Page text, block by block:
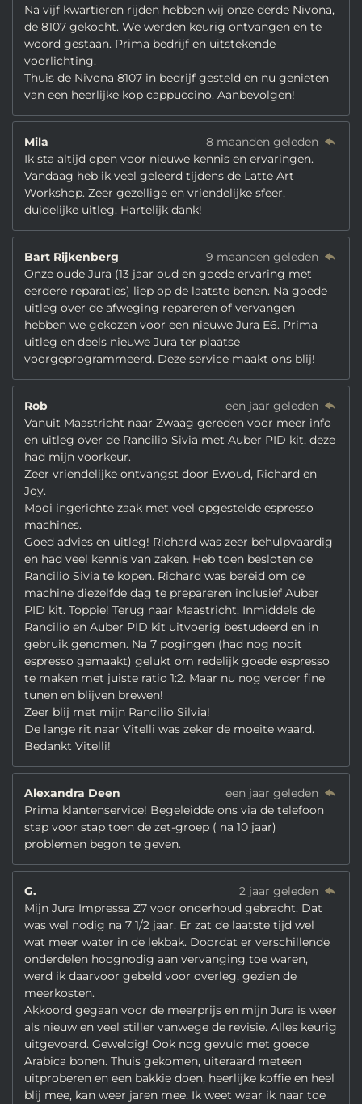
Na vijf kwartieren rijden hebben wij onze derde Nivona,
de 8107 gekocht. We werden keurig ontvangen en te
woord gestaan. Prima bedrijf en uitstekende
voorlichting.
Thuis de Nivona 8107 in bedrijf gesteld en nu genieten
van een heerlijke kop cappuccino. Aanbevolgen!
Mila
8 maanden geleden
Ik sta altijd open voor nieuwe kennis en ervaringen.
Vandaag heb ik veel geleerd tijdens de Latte Art
Workshop. Zeer gezellige en vriendelijke sfeer,
duidelijke uitleg. Hartelijk dank!
Bart Rijkenberg
9 maanden geleden
Onze oude Jura (13 jaar oud en goede ervaring met
eerdere reparaties) liep op de laatste benen. Na goede
uitleg over de afweging repareren of vervangen
hebben we gekozen voor een nieuwe Jura E6. Prima
uitleg en deels nieuwe Jura ter plaatse
voorgeprogrammeerd. Deze service maakt ons blij!
Rob
een jaar geleden
Vanuit Maastricht naar Zwaag gereden voor meer info
en uitleg over de Rancilio Sivia met Auber PID kit, deze
had mijn voorkeur.
Zeer vriendelijke ontvangst door Ewoud, Richard en
Joy.
Mooi ingerichte zaak met veel opgestelde espresso
machines.
Goed advies en uitleg! Richard was zeer behulpvaardig
en had veel kennis van zaken. Heb toen besloten de
Rancilio Sivia te kopen. Richard was bereid om de
machine diezelfde dag te prepareren inclusief Auber
PID kit. Toppie! Terug naar Maastricht. Inmiddels de
Rancilio en Auber PID kit uitvoerig bestudeerd en in
gebruik genomen. Na 7 pogingen (had nog nooit
espresso gemaakt) gelukt om redelijk goede espresso
te maken met juiste ratio 1:2. Maar nu nog verder fine
tunen en blijven brewen!
Zeer blij met mijn Rancilio Silvia!
De lange rit naar Vitelli was zeker de moeite waard.
Bedankt Vitelli!
Alexandra Deen
een jaar geleden
Prima klantenservice! Begeleidde ons via de telefoon
stap voor stap toen de zet-groep ( na 10 jaar)
problemen begon te geven.
G.
2 jaar geleden
Mijn Jura Impressa Z7 voor onderhoud gebracht. Dat
was wel nodig na 7 1/2 jaar. Er zat de laatste tijd wel
wat meer water in de lekbak. Doordat er verschillende
onderdelen hoognodig aan vervanging toe waren,
werd ik daarvoor gebeld voor overleg, gezien de
meerkosten.
Akkoord gegaan voor de meerprijs en mijn Jura is weer
als nieuw en veel stiller vanwege de revisie. Alles keurig
uitgevoerd. Geweldig! Ook nog gevuld met goede
Arabica bonen. Thuis gekomen, uiteraard meteen
uitproberen en een bakkie doen, heerlijke koffie en heel
blij mee, kan weer jaren mee. Ik weet waar ik naar toe